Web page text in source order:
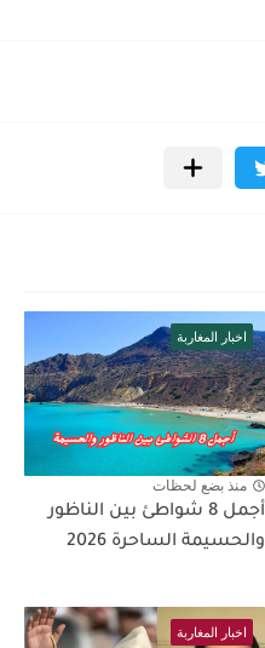
اخبار المغاربة
منذ بضع لحظات
أجمل 8 شواطئ بين الناظور
والحسيمة الساحرة 2026
اخبار المغاربة